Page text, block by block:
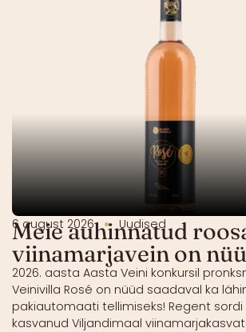
6 august 2026 Uudised
Meie auhinnatud
viinamarjavein on
2026. aasta Aasta Veini konkursil
Veinivilla Rosé on nüüd saadaval ka
pakiautomaati tellimiseks! Regent
kasvanud Viljandimaal